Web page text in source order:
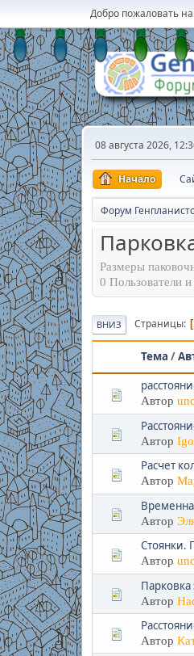
Добро пожаловать на
08 августа 2026,
Начало
Форум
Размеры
0 Пользователи
ВНИЗ Страницы
Тема /
Автор
Автор
Расчет
Автор
Автор
Стоянки.
Автор
Парковка
Автор
Автор